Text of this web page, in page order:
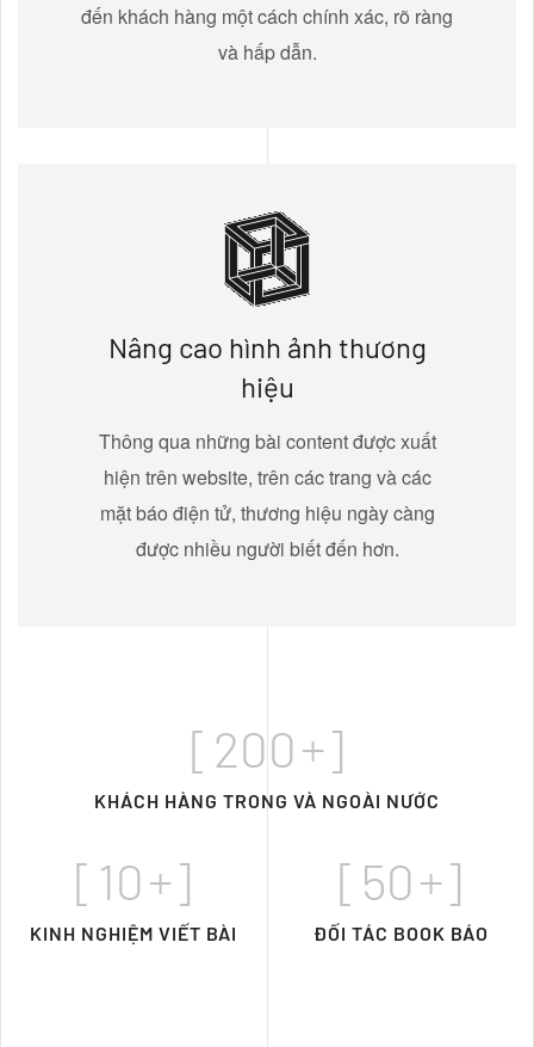
đến khách hàng một cách chính xác, rõ ràng
và hấp dẫn.
Nâng cao hình ảnh thương
hiệu
Thông qua những bài content được xuất
hiện trên website, trên các trang và các
mặt báo điện tử, thương hiệu ngày càng
được nhiều người biết đến hơn.
[ 200+]
KHÁCH HÀNG TRONG VÀ NGOÀI NƯỚC
[ 10+]
KINH NGHIỆM VIẾT BÀI
[ 50+]
ĐỐI TÁC BOOK BÁO